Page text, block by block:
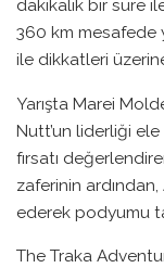
dakikalık bir süre
360 km mesafede
ile dikkatleri
Yarışta Marei
Nutt’un liderliği
fırsatı
zaferinin
ederek podyumu
The Traka